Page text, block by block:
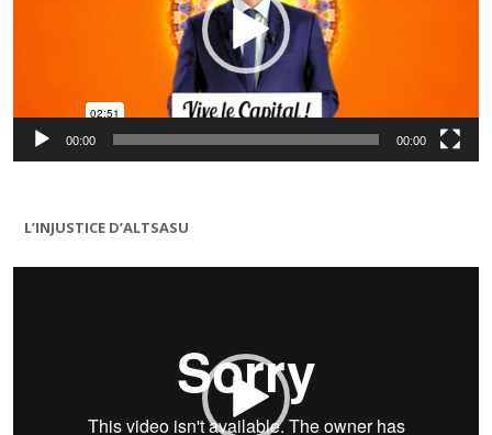
00:00 00:00
L’INJUSTICE D’ALTSASU
Lecteur